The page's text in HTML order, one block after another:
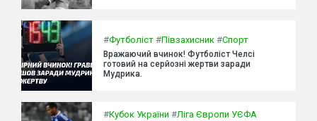
#Футболіст #Півзахисник #Спорт
Вражаючий вчинок! Футболіст Челсі
готовий на серйозні жертви заради
Мудрика.
#Кубок України #Ліга Європи УЄФА